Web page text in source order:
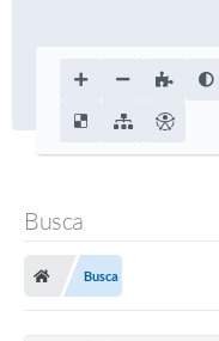
Busca
Busca